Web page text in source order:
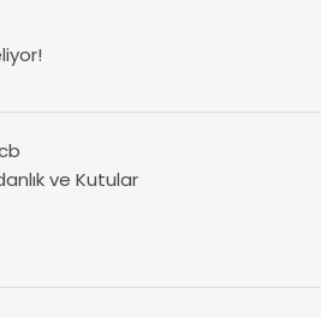
ve Kutular